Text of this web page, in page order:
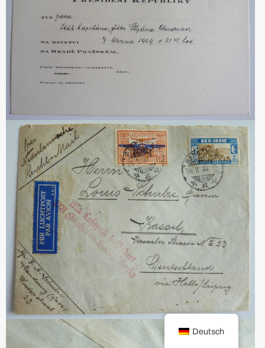
Deutsch